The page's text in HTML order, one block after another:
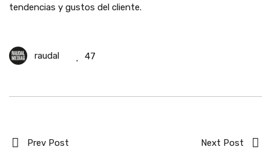
tendencias y gustos del cliente.
raudal 47
Prev Post Next Post